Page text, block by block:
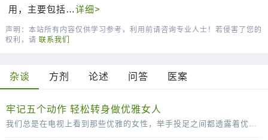
用，主要包括…详细>
声明：本站所有内容仅供学习参考，利用前请咨询专业人士！若侵害了您的
权利，请 联系我们
杂谈 方剂 论述 问答 医案
牢记五个动作 轻松转身做优雅女人
我们总是在电视上看到那些优雅的女性，举手投足之间都透露着优雅。其实，漂亮的女人不单单是脸蛋长得漂亮，拥有一个完美的身材，更要有气质，而气质并不是一天两天就可以培养出来的，需